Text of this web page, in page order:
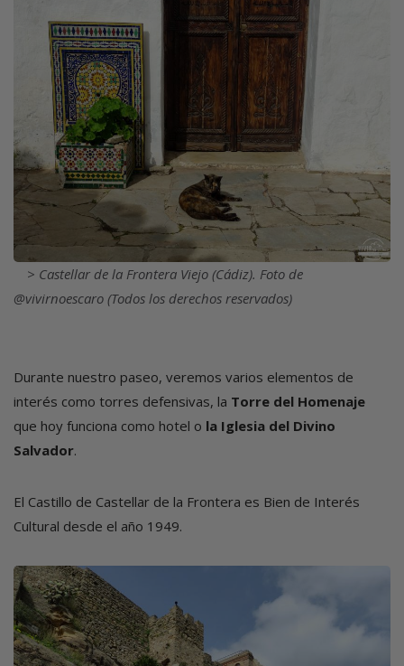
Castellar de la Frontera Viejo (Cádiz). Foto de
@vivirnoescaro (Todos los derechos reservados)
Durante nuestro paseo, veremos varios elementos de
interés como torres defensivas, la Torre del Homenaje
que hoy funciona como hotel o la Iglesia del Divino
Salvador.
El Castillo de Castellar de la Frontera es Bien de Interés
Cultural desde el año 1949.
Imagen